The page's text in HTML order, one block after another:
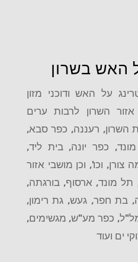
האש בשרון
על האש ודוכני מזון
השרון לרבות ערים
השרון, רעננה, כפר סבא,
כפר יונה, בית ליד,
צורן, וכו', וכן מושבי אזור
תל מונד, ארסוף, בורגתה,
בת חפר, געש, גת רימון,
מל"ל, כפר מע"ש, מגשימים,
ים ועוד